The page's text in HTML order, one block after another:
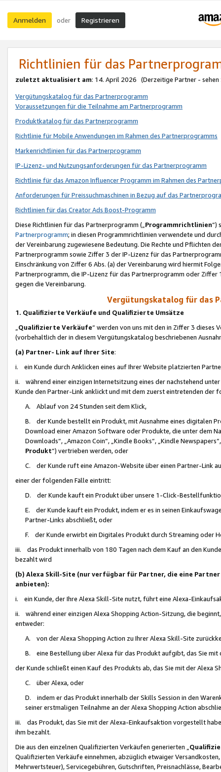
Anmelden oder Registrieren
Richtlinien für das
zuletzt aktualisiert am: 14. April 2026 (Derzeitige Partner - sehen
Vergütungskatalog für das Partnerprogramm
Voraussetzungen für die Teilnahme am Partnerprogramm
Produktkatalog für das Partnerprogramm
Richtlinie für Mobile Anwendungen im Rahmen des Partnerprogramms
Markenrichtlinien für das Partnerprogramm
IP-Lizenz- und Nutzungsanforderungen für das Partnerprogramm
Richtlinie für das Amazon Influencer Programm im Rahmen des
Anforderungen für Preissuchmaschinen in Bezug auf das
Richtlinien für das Creator Ads Boost-Programm
Diese Richtlinien für das Partnerprogramm („Programmrichtlinien“)
Partnerprogramm; in diesen Programmrichtlinien verwendete und
der Vereinbarung zugewiesene Bedeutung. Die Rechte und Pflichten
Partnerprogramm sowie Ziffer 3 der IP-Lizenz für das
Einschränkung von Ziffer 6 Abs. (a) der Vereinbarung wird hiermit
Partnerprogramm, die IP-Lizenz für das Partnerprogramm oder
gegen die Vereinbarung.
Vergütungskatalog für das
1. Qualifizierte Verkäufe und Qualifizierte Umsätze
Qualifizierte Verkäufe“ werden von uns mit den in Ziffer 3
(vorbehaltlich der in diesem Vergütungskatalog beschriebenen
(a) Partner- Link auf Ihrer Site:
i. ein Kunde durch Anklicken eines auf Ihrer Website platzierten
ii. während einer einzigen Internetsitzung eines der nachstehend
Kunde den Partner-Link anklickt und mit dem zuerst eintretenden der
A. Ablauf von 24 Stunden seit dem Klick,
B. der Kunde bestellt ein Produkt, mit Ausnahme eines digitalen
Download einer Amazon Software oder Produkte, die unter dem
Downloads“, „Amazon Coin“, „Kindle Books“, „Kindle
Produkt“) vertrieben werden, oder
C. der Kunde ruft eine Amazon-Website über einen Partner-Link
einer der folgenden Fälle eintritt:
D. der Kunde kauft ein Produkt über unsere 1-Click-
E. der Kunde kauft ein Produkt, indem er es in seinen
Partner-Links abschließt, oder
F. der Kunde erwirbt ein Digitales Produkt durch Streaming oder
iii. das Produkt innerhalb von 180 Tagen nach dem Kauf an den
bezahlt wird
(b) Alexa Skill-Site (nur verfügbar für Partner, die eine
anbieten):
i. ein Kunde, der Ihre Alexa Skill-Site nutzt, führt eine Alexa-
ii. während einer einzigen Alexa Shopping Action-Sitzung, die
entweder:
A. von der Alexa Shopping Action zu Ihrer Alexa Skill-Site
B. eine Bestellung über Alexa für das Produkt aufgibt, das Sie mit
der Kunde schließt einen Kauf des Produkts ab, das Sie mit der Alexa
C. über Alexa, oder
D. indem er das Produkt innerhalb der Skills Session in den
seiner erstmaligen Teilnahme an der Alexa Shopping Action
iii. das Produkt, das Sie mit der Alexa-Einkaufsaktion vorgestellt
ihm bezahlt.
Die aus den einzelnen Qualifizierten Verkäufen generierten „
Qualifizierten Verkäufe einnehmen, abzüglich etwaiger
Mehrwertsteuer), Servicegebühren, Gutschriften, Preisnachlässe,